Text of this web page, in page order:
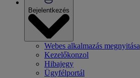
Bejelentkezés
Webes alkalmazás megnyitása
Kezelőkonzol
Hibajegy
Ügyfélportál